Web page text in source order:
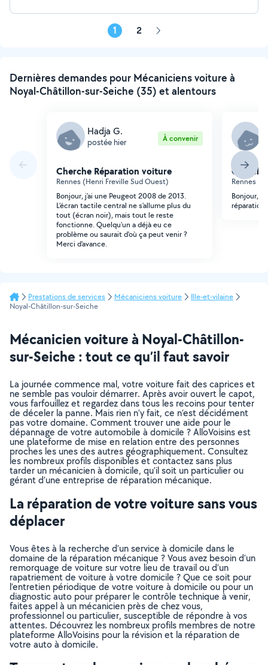
1 2 Page
Dernières demandes pour Mécaniciens voiture à
Noyal-Châtillon-sur-Seiche (35) et alentours
Hadja G.
postée hier À convenir
Cherche Réparation voiture
Rennes (Henri Freville Sud Ouest)
Bonjour, j'ai une Peugeot 2008 de 2013.
L'écran tactile central ne s'allume plus du
tout (écran noir), mais tout le reste
fonctionne. Quelqu'un a déjà eu ce
problème ou saurait d'où ça peut venir ?
Merci d'avance.
Rennes
Bonjour,
réparation
Prestations de services Mécaniciens voiture
Ille-et-vilaine
Noyal-Châtillon-sur-Seiche
Mécanicien voiture à Noyal-Châtillon-
sur-Seiche : tout ce qu’il faut savoir
La journée commence mal, votre voiture fait des caprices et
ne semble pas vouloir démarrer. Après avoir ouvert le capot,
vous farfouillez et regardez dans tous les recoins pour tenter
de déceler la panne. Mais rien n’y fait, ce n’est décidément
pas votre domaine. Comment trouver une aide pour le
dépannage de votre automobile à domicile ? AlloVoisins est
une plateforme de mise en relation entre des personnes
proches les unes des autres géographiquement. Consultez
les nombreux profils disponibles et contactez sans plus
tarder un mécanicien à domicile, qu’il soit un particulier ou
gérant d’une entreprise de réparation mécanique.
La réparation de votre voiture sans vous
déplacer
Vous êtes à la recherche d’un service à domicile dans le
domaine de la réparation mécanique ? Vous avez besoin d’un
remorquage de voiture sur votre lieu de travail ou d’un
rapatriement de voiture à votre domicile ? Que ce soit pour
l’entretien périodique de votre voiture à domicile ou pour un
diagnostic auto pour préparer le contrôle technique à venir,
faites appel à un mécanicien près de chez vous,
professionnel ou particulier, susceptible de répondre à vos
attentes. Découvrez les nombreux profils membres de notre
plateforme AlloVoisins pour la révision et la réparation de
votre auto à domicile.